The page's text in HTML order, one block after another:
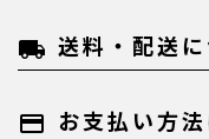
local_shipping 送料・配送に
payment お支払い方